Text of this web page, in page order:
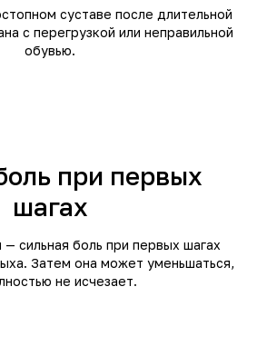
суставе после длительной
с перегрузкой или неправильной
обувью.
при первых
шагах
— сильная боль при первых шагах
Затем она может уменьшаться,
не исчезает.